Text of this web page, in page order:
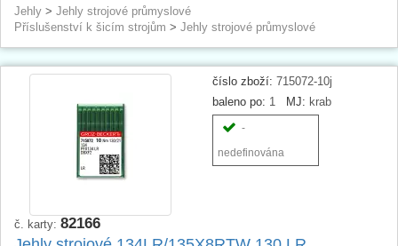
Jehly > Jehly strojové průmyslové
Příslušenství k šicím strojům > Jehly strojové průmyslové
číslo zboží: 715072-10j
baleno po: 1 MJ: krab
-
nedefinována
č. karty: 82166